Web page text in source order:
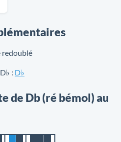
redoublé
: D♭
de Db (ré bémol) au